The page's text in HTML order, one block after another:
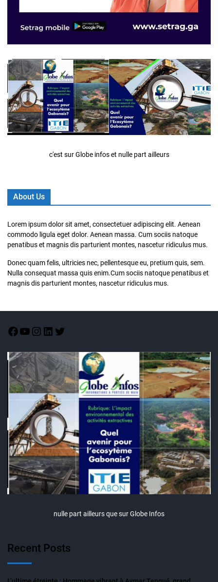
c'est sur Globe infos et nulle part ailleurs
About Us
Lorem ipsum dolor sit amet, consectetuer adipiscing elit. Aenean
commodo ligula eget dolor. Aenean massa. Cum sociis natoque
penatibus et magnis dis parturient montes, nascetur ridiculus mus.
Donec quam felis, ultricies nec, pellentesque eu, pretium quis, sem.
Nulla consequat massa quis enim.Cum sociis natoque penatibus et
magnis dis parturient montes, nascetur ridiculus mus.
nulle part ailleurs que sur Globe Infos
Recent Posts